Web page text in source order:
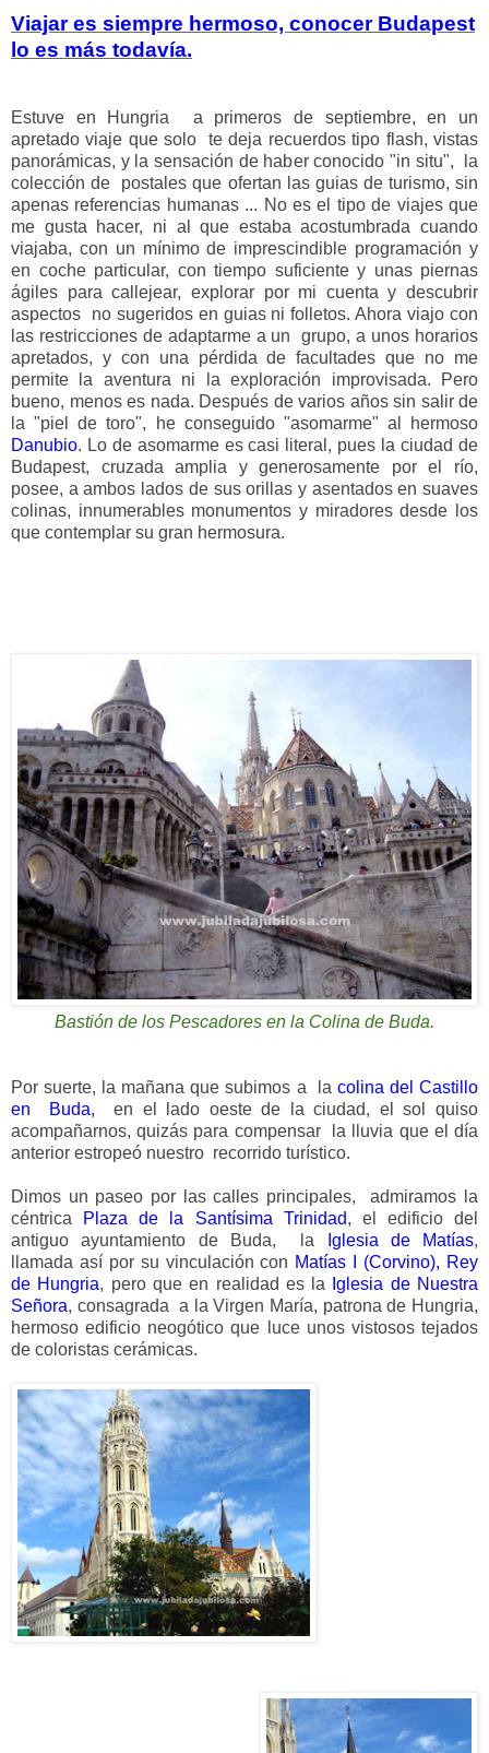
Viajar es siempre hermoso, conocer Budapest
lo es más todavía.
Estuve en Hungria a primeros de septiembre, en un
apretado viaje que solo te deja recuerdos tipo flash, vistas
panorámicas, y la sensación de haber conocido "in situ", la
colección de postales que ofertan las guias de turismo, sin
apenas referencias humanas ... No es el tipo de viajes que
me gusta hacer, ni al que estaba acostumbrada cuando
viajaba, con un mínimo de imprescindible programación y
en coche particular, con tiempo suficiente y unas piernas
ágiles para callejear, explorar por mi cuenta y descubrir
aspectos no sugeridos en guias ni folletos. Ahora viajo con
las restricciones de adaptarme a un grupo, a unos horarios
apretados, y con una pérdida de facultades que no me
permite la aventura ni la exploración improvisada. Pero
bueno, menos es nada. Después de varios años sin salir de
la "piel de toro", he conseguido "asomarme" al hermoso
Danubio. Lo de asomarme es casi literal, pues la ciudad de
Budapest, cruzada amplia y generosamente por el río,
posee, a ambos lados de sus orillas y asentados en suaves
colinas, innumerables monumentos y miradores desde los
que contemplar su gran hermosura.
Bastión de los Pescadores en la Colina de Buda.
Por suerte, la mañana que subimos a la colina del Castillo
en Buda, en el lado oeste de la ciudad, el sol quiso
acompañarnos, quizás para compensar la lluvia que el día
anterior estropeó nuestro recorrido turístico.
Dimos un paseo por las calles principales, admiramos la
céntrica
Plaza de la Santísima Trinidad, el edificio del
antiguo ayuntamiento de Buda, la
Iglesia de Matías,
llamada así por su vinculación con Matías I (Corvino), Rey
de Hungria, pero que en realidad es la
Iglesia de Nuestra
Señora, consagrada a la Virgen María, patrona de Hungria,
hermoso edificio neogótico que luce unos vistosos tejados
de coloristas cerámicas.